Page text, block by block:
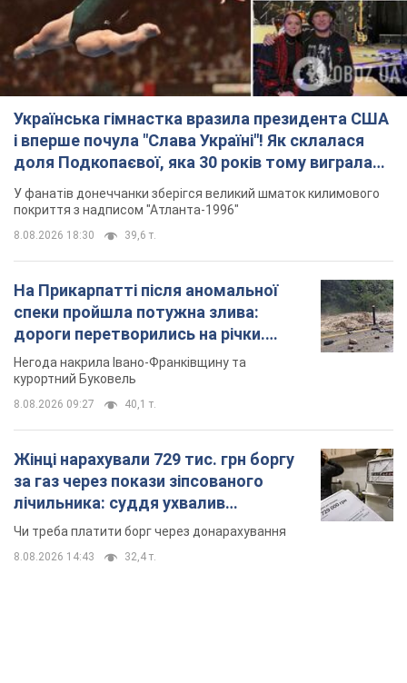
Українська гімнастка вразила президента США
і вперше почула "Слава Україні"! Як склалася
доля Подкопаєвої, яка 30 років тому виграла
"золото" Олімпіади
У фанатів донеччанки зберігся великий шматок килимового
покриття з надписом "Атланта-1996"
8.08.2026 18:30 39,6 т.
На Прикарпатті після аномальної
спеки пройшла потужна злива:
дороги перетворились на річки.
Відео
Негода накрила Івано-Франківщину та
курортний Буковель
8.08.2026 09:27 40,1 т.
Жінці нарахували 729 тис. грн боргу
за газ через покази зіпсованого
лічильника: суддя ухвалив
неочікуване рішення
Чи треба платити борг через донарахування
8.08.2026 14:43 32,4 т.